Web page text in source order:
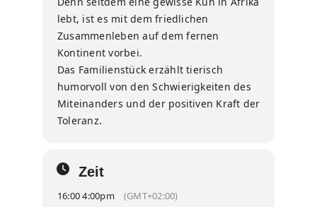
lebt, ist es mit dem friedlichen
Zusammenleben auf dem fernen
Kontinent vorbei.
Das Familienstück erzählt tierisch
humorvoll von den Schwierigkeiten des
Miteinanders und der positiven Kraft der
Toleranz.
Zeit
16:00 4:00pm (GMT+02:00)